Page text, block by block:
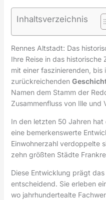
Inhaltsverzeichnis
Rennes Altstadt: Das
Ihre Reise in das historische
mit einer faszinierenden, bis
zurückreichenden
Namen dem Stamm der
Zusammenfluss von Ille und
In den letzten 50 Jahren hat
eine bemerkenswerte
Einwohnerzahl verdoppelte
zehn größten Städte
Diese Entwicklung prägt das
entscheidend. Sie erleben
wo jahrhundertealte